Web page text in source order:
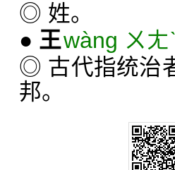
◎ 姓。
● 王wàng ㄨㄤˋ
◎ 古代指统治
邦。